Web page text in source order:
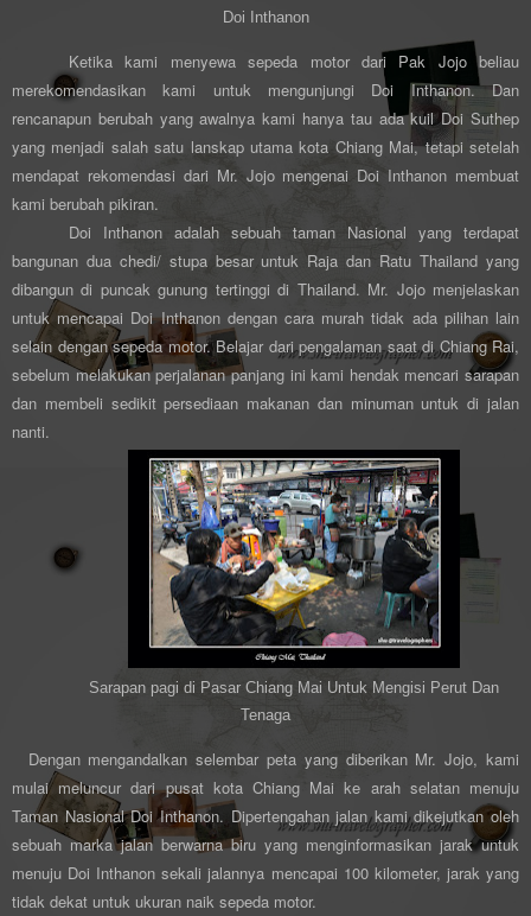
Doi Inthanon
Ketika kami menyewa sepeda motor dari Pak Jojo beliau
merekomendasikan kami untuk mengunjungi Doi Inthanon. Dan
rencanapun berubah yang awalnya kami hanya tau ada kuil Doi Suthep
yang menjadi salah satu lanskap utama kota Chiang Mai, tetapi setelah
mendapat rekomendasi dari Mr. Jojo mengenai Doi Inthanon membuat
kami berubah pikiran.
Doi Inthanon adalah sebuah taman Nasional yang terdapat
bangunan dua chedi/ stupa besar untuk Raja dan Ratu Thailand yang
dibangun di puncak gunung tertinggi di Thailand. Mr. Jojo menjelaskan
untuk mencapai Doi Inthanon dengan cara murah tidak ada pilihan lain
selain dengan sepeda motor.Belajar dari pengalaman saat di Chiang Rai,
sebelum melakukan perjalanan panjang ini kami hendak mencari sarapan
dan membeli sedikit persediaan makanan dan minuman untuk di jalan
nanti.
Sarapan pagi di Pasar Chiang Mai Untuk Mengisi Perut Dan
Tenaga
Dengan mengandalkan selembar peta yang diberikan Mr. Jojo, kami
mulai meluncur dari pusat kota Chiang Mai ke arah selatan menuju
Taman Nasional Doi Inthanon. Dipertengahan jalan kami dikejutkan oleh
sebuah marka jalan berwarna biru yang menginformasikan jarak untuk
menuju Doi Inthanon sekali jalannya mencapai 100 kilometer, jarak yang
tidak dekat untuk ukuran naik sepeda motor.